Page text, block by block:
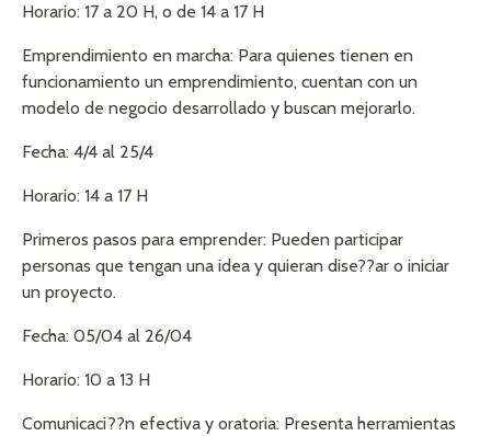
Horario: 17 a 20 H, o de 14 a 17 H
Emprendimiento en marcha: Para quienes tienen en
funcionamiento un emprendimiento, cuentan con un
modelo de negocio desarrollado y buscan mejorarlo.
Fecha: 4/4 al 25/4
Horario: 14 a 17 H
Primeros pasos para emprender: Pueden participar
personas que tengan una idea y quieran dise??ar o iniciar
un proyecto.
Fecha: 05/04 al 26/04
Horario: 10 a 13 H
Comunicaci??n efectiva y oratoria: Presenta herramientas